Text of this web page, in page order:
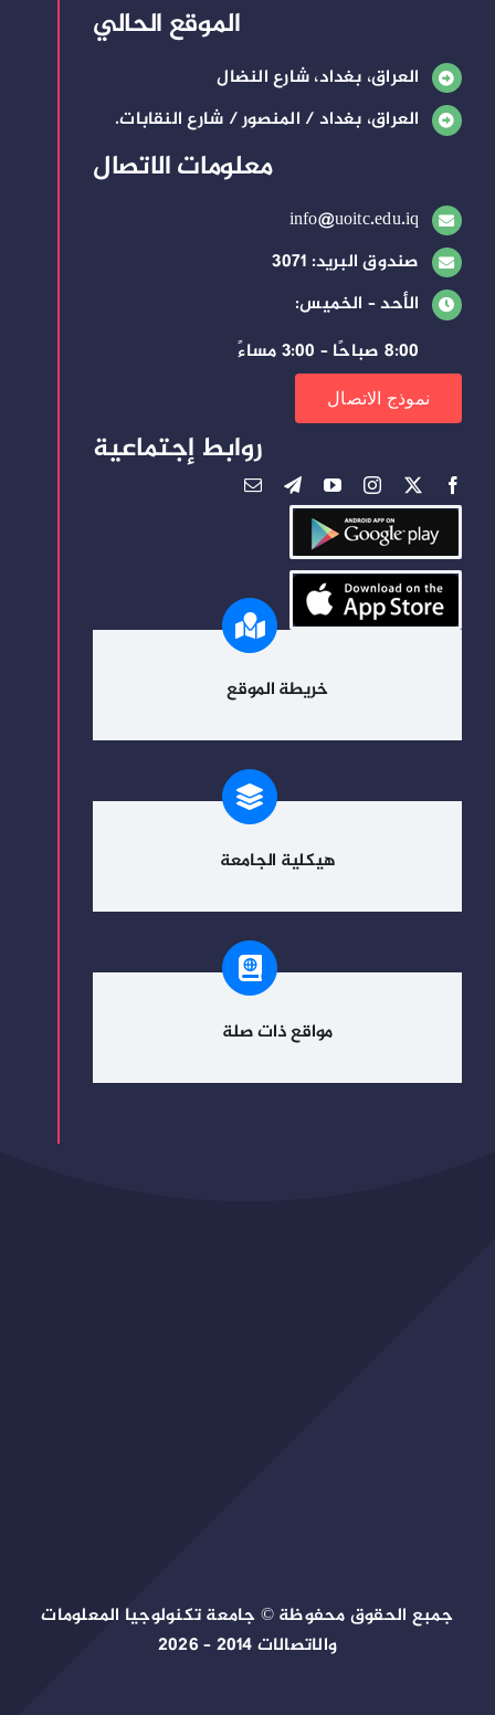
الموقع الحالي
العراق، بغداد، شارع النضال
العراق، بغداد / المنصور / شارع النقابات.
معلومات الاتصال
info@uoitc.edu.iq
صندوق البريد: 3071
الأحد – الخميس:
8:00 صباحًا – 3:00 مساءً
نموذج الاتصال
روابط إجتماعية
خريطة الموقع
هيكلية الجامعة
مواقع ذات صلة
جمبع الحقوق محفوظة © جامعة تكنولوجيا المعلومات
والاتصالات 2014 – 2026